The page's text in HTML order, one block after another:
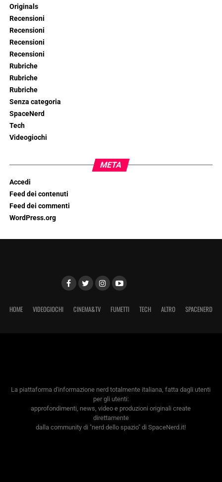
Originals
Recensioni
Recensioni
Recensioni
Recensioni
Rubriche
Rubriche
Rubriche
Senza categoria
SpaceNerd
Tech
Videogiochi
META
Accedi
Feed dei contenuti
Feed dei commenti
WordPress.org
HOME VIDEOGIOCHI CINEMA&TV FUMETTI TECH ALTRO SPACENERD
La piattaforma d'informazione nerd totalmente italiana, fatta dagli utenti
per gli utenti:
approfondimenti, news, video e produzioni originali create
direttamente
dalla community di "nerd dello spazio" di SpaceNerd.it!